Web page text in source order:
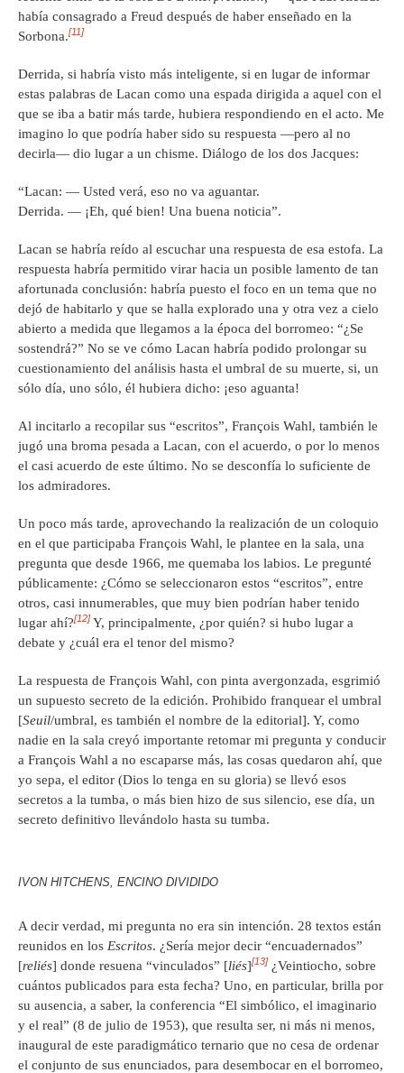
había consagrado a Freud después de haber enseñado en la
Sorbona.[11]
Derrida, si habría visto más inteligente, si en lugar de informar
estas palabras de Lacan como una espada dirigida a aquel con el
que se iba a batir más tarde, hubiera respondiendo en el acto. Me
imagino lo que podría haber sido su respuesta —pero al no
decirla— dio lugar a un chisme. Diálogo de los dos Jacques:
“Lacan: — Usted verá, eso no va aguantar.
Derrida. — ¡Eh, qué bien! Una buena noticia”.
Lacan se habría reído al escuchar una respuesta de esa estofa. La
respuesta habría permitido virar hacia un posible lamento de tan
afortunada conclusión: habría puesto el foco en un tema que no
dejó de habitarlo y que se halla explorado una y otra vez a cielo
abierto a medida que llegamos a la época del borromeo: “¿Se
sostendrá?” No se ve cómo Lacan habría podido prolongar su
cuestionamiento del análisis hasta el umbral de su muerte, si, un
sólo día, uno sólo, él hubiera dicho: ¡eso aguanta!
Al incitarlo a recopilar sus “escritos”, François Wahl, también le
jugó una broma pesada a Lacan, con el acuerdo, o por lo menos
el casi acuerdo de este último. No se desconfía lo suficiente de
los admiradores.
Un poco más tarde, aprovechando la realización de un coloquio
en el que participaba François Wahl, le plantee en la sala, una
pregunta que desde 1966, me quemaba los labios. Le pregunté
públicamente: ¿Cómo se seleccionaron estos “escritos”, entre
otros, casi innumerables, que muy bien podrían haber tenido
lugar ahí?[12] Y, principalmente, ¿por quién? si hubo lugar a
debate y ¿cuál era el tenor del mismo?
La respuesta de François Wahl, con pinta avergonzada, esgrimió
un supuesto secreto de la edición. Prohibido franquear el umbral
[Seuil/umbral, es también el nombre de la editorial]. Y, como
nadie en la sala creyó importante retomar mi pregunta y conducir
a François Wahl a no escaparse más, las cosas quedaron ahí, que
yo sepa, el editor (Dios lo tenga en su gloria) se llevó esos
secretos a la tumba, o más bien hizo de sus silencio, ese día, un
secreto definitivo llevándolo hasta su tumba.
IVON HITCHENS, ENCINO DIVIDIDO
A decir verdad, mi pregunta no era sin intención. 28 textos están
reunidos en los Escritos. ¿Sería mejor decir “encuadernados”
[reliés] donde resuena “vinculados” [liés][13] ¿Veintiocho, sobre
cuántos publicados para esta fecha? Uno, en particular, brilla por
su ausencia, a saber, la conferencia “El simbólico, el imaginario
y el real” (8 de julio de 1953), que resulta ser, ni más ni menos,
inaugural de este paradigmático ternario que no cesa de ordenar
el conjunto de sus enunciados, para desembocar en el borromeo,